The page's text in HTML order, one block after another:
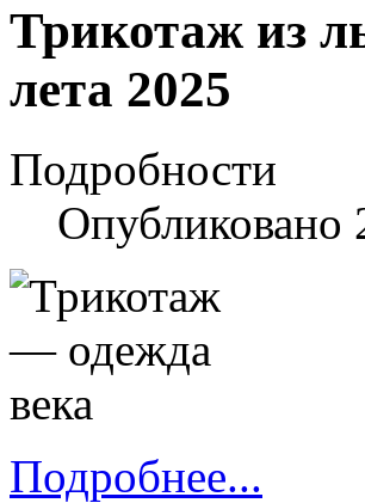
Трикотаж из
лета 2025
Подробности
Опубликовано
Подробнее...